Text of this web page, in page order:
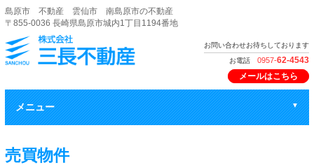
島原市 不動産 雲仙市 南島原市の不動産
〒855-0036 長崎県島原市城内1丁目1194番地
株式会社 三長不
お問い合わせお待ちしております
お電話
0957-62-4543
メールはこちら
メニュー
売買物件